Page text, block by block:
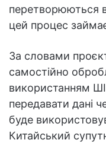
перетворюються
цей процес
За словами
самостійно
використанням
передавати дані
буде
Китайський